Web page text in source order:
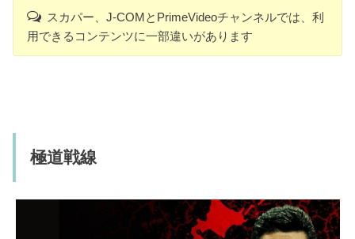
スカパー、J-COMとPrimeVideoチャンネルでは、利
用できるコンテンツに一部違いがあります
極道戦線